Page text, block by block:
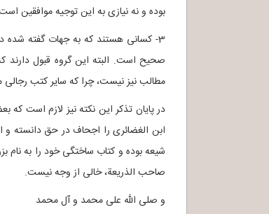
بوده و نه نیازی به این توجیه موافقین
3- کسانی هستند که به جهات گفته شده
صحیح است. البته این گروه قبول دارند
مطالب نیز نیست، چرا که سایر کتب
ابن الغضائری را اجحاف در حق دانسته و
شیعه بوده و کتاب ساختگی خود را به نام
صاحب الذریعة، خالی از وجه نیست.
و صلی الله علی محمد و آل محمد